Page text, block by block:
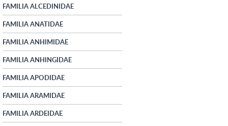
FAMILIA ALCEDINIDAE
FAMILIA ANATIDAE
FAMILIA ANHIMIDAE
FAMILIA ANHINGIDAE
FAMILIA APODIDAE
FAMILIA ARAMIDAE
FAMILIA ARDEIDAE